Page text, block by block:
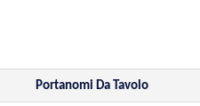
Portanomi Da Tavolo